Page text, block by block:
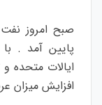
صبح امروز
پایین آمد .
ایالات متحده
افزایش میزان